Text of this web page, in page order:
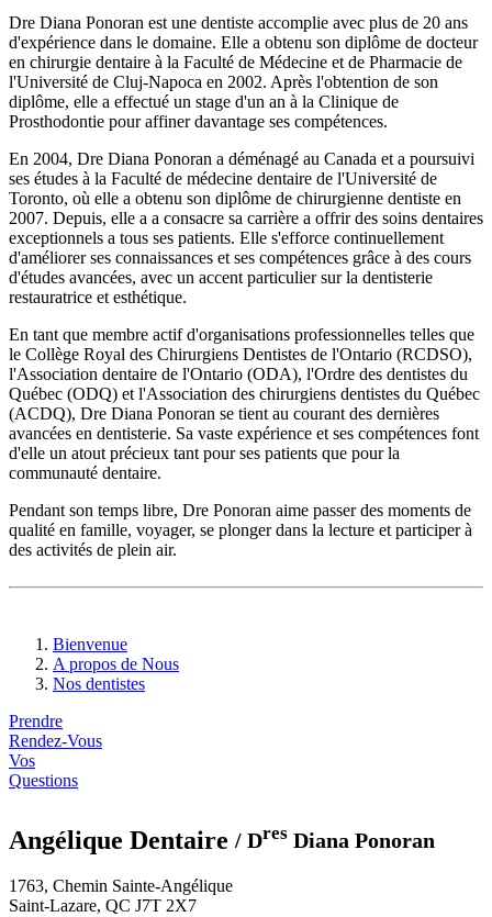
Dre Diana Ponoran est une dentiste accomplie avec plus de 20 ans
d'expérience dans le domaine. Elle a obtenu son diplôme de docteur
en chirurgie dentaire à la Faculté de Médecine et de Pharmacie de
l'Université de Cluj-Napoca en 2002. Après l'obtention de son
diplôme, elle a effectué un stage d'un an à la Clinique de
Prosthodontie pour affiner davantage ses compétences.
En 2004, Dre Diana Ponoran a déménagé au Canada et a poursuivi
ses études à la Faculté de médecine dentaire de l'Université de
Toronto, où elle a obtenu son diplôme de chirurgienne dentiste en
2007. Depuis, elle a a consacre sa carrière a offrir des soins dentaires
exceptionnels a tous ses patients. Elle s'efforce continuellement
d'améliorer ses connaissances et ses compétences grâce à des cours
d'études avancées, avec un accent particulier sur la dentisterie
restauratrice et esthétique.
En tant que membre actif d'organisations professionnelles telles que
le Collège Royal des Chirurgiens Dentistes de l'Ontario (RCDSO),
l'Association dentaire de l'Ontario (ODA), l'Ordre des dentistes du
Québec (ODQ) et l'Association des chirurgiens dentistes du Québec
(ACDQ), Dre Diana Ponoran se tient au courant des dernières
avancées en dentisterie. Sa vaste expérience et ses compétences font
d'elle un atout précieux tant pour ses patients que pour la
communauté dentaire.
Pendant son temps libre, Dre Ponoran aime passer des moments de
qualité en famille, voyager, se plonger dans la lecture et participer à
des activités de plein air.
Bienvenue
A propos de Nous
Nos dentistes
Prendre
Rendez-Vous
Vos
Questions
Angélique Dentaire / Dres Diana Ponoran
1763, Chemin Sainte-Angélique
Saint-Lazare, QC J7T 2X7